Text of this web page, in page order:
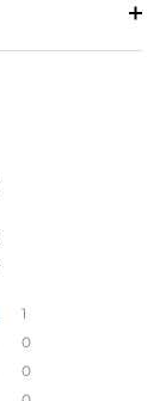
1
0
0